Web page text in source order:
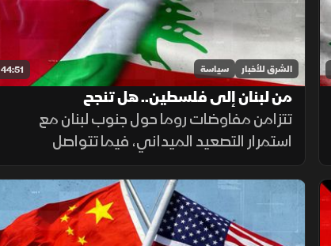
44:51 الشرق للأخبار سياسة
من لبنان إلى فلسطين.. هل تنجح
الدبلوماسية العربية في مواجهة التصعيد
الإسرائيلي؟
تتزامن مفاوضات روما حول جنوب لبنان مع
استمرار التصعيد الميداني، فيما تتواصل
التحركات العربية والدولية بشأن القدس، وسط
تعثر اتفاق غزة وتصاعد التوتر في الضفة الغربية.